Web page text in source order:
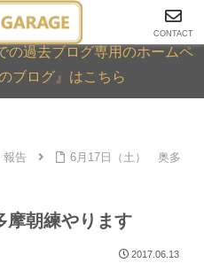
ARCHIVE
の過去ブログ専用のホームペ
ブログ』はこちら
報告
6月17日（土） 奥多
朝練やります
2017.06.13
CONTACT